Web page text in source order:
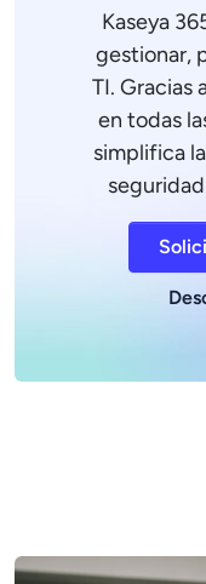
Kaseya
gestionar,
TI. Gracias
en todas
simplifica